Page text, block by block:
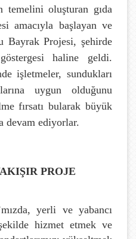
temelini oluşturan gıda
amacıyla başlayan ve
Bayrak Projesi, şehirde
haline geldi.
işletmeler, sundukları
uygun olduğunu
fırsatı bularak büyük
devam ediyorlar.
PROJE
yerli ve yabancı
hizmet etmek ve